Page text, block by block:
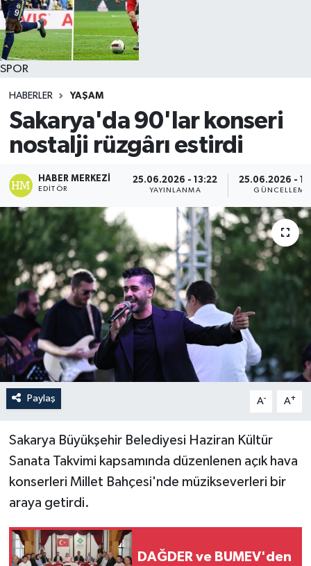
SPOR
HABERLER YAŞAM
Sakarya'da 90'lar konseri
nostalji rüzgârı estirdi
HABER MERKEZI
EDITÖR
25.06.2026 - 13:22
YAYINLANMA
25.06.2026 -
GÜNCELLEME
Paylaş A- A+
Sakarya Büyükşehir Belediyesi Haziran Kültür
Sanata Takvimi kapsamında düzenlenen açık hava
konserleri Millet Bahçesi'nde müzikseverleri bir
araya getirdi.
DAĞDER ve BUMEV'den